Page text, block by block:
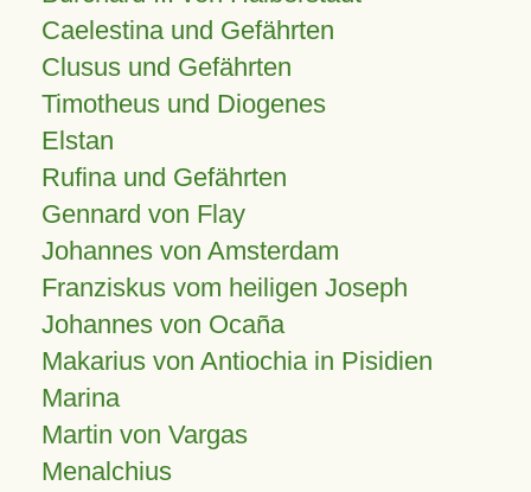
Caelestina und Gefährten
Clusus und Gefährten
Timotheus und Diogenes
Elstan
Rufina und Gefährten
Gennard von Flay
Johannes von Amsterdam
Franziskus vom heiligen Joseph
Johannes von Ocaña
Makarius von Antiochia in Pisidien
Marina
Martin von Vargas
Menalchius